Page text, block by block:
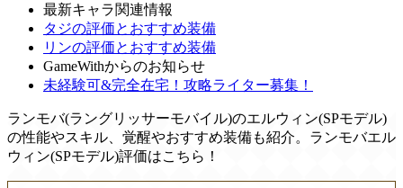
最新キャラ関連情報
タジの評価とおすすめ装備
リンの評価とおすすめ装備
GameWithからのお知らせ
未経験可&完全在宅！攻略ライター募集！
ランモバ(ラングリッサーモバイル)のエルウィン(SPモデル)
の性能やスキル、覚醒やおすすめ装備も紹介。ランモバエル
ウィン(SPモデル)評価はこちら！